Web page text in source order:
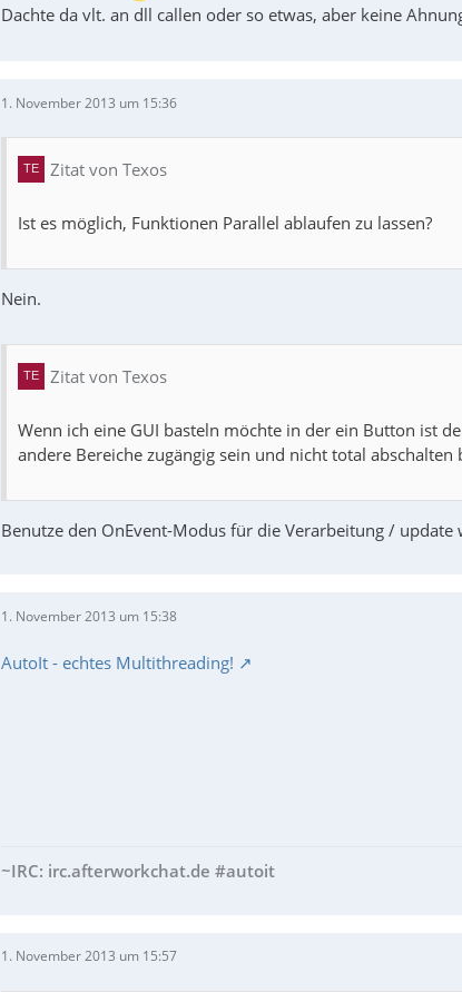
Dachte da vlt. an dll callen oder so etwas, aber keine
1. November 2013 um 15:36
Zitat von Texos
Ist es möglich, Funktionen Parallel ablaufen zu lassen?
Nein.
Zitat von Texos
Wenn ich eine GUI basteln möchte in der ein Button ist
andere Bereiche zugängig sein und nicht total
Benutze den OnEvent-Modus für die Verarbeitung /
1. November 2013 um 15:38
AutoIt - echtes Multithreading!
~IRC: irc.afterworkchat.de #autoit
1. November 2013 um 15:57